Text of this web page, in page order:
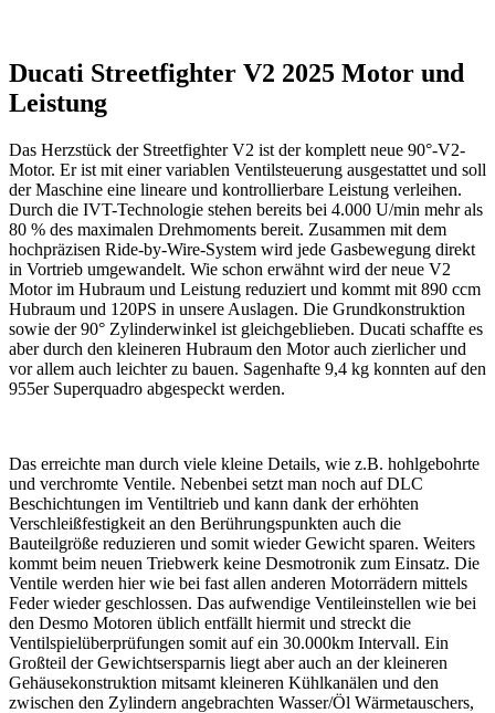
Ducati Streetfighter V2 2025 Motor und
Leistung
Das Herzstück der Streetfighter V2 ist der komplett neue 90°-V2-
Motor. Er ist mit einer variablen Ventilsteuerung ausgestattet und soll
der Maschine eine lineare und kontrollierbare Leistung verleihen.
Durch die IVT-Technologie stehen bereits bei 4.000 U/min mehr als
80 % des maximalen Drehmoments bereit. Zusammen mit dem
hochpräzisen Ride-by-Wire-System wird jede Gasbewegung direkt
in Vortrieb umgewandelt. Wie schon erwähnt wird der neue V2
Motor im Hubraum und Leistung reduziert und kommt mit 890 ccm
Hubraum und 120PS in unsere Auslagen. Die Grundkonstruktion
sowie der 90° Zylinderwinkel ist gleichgeblieben. Ducati schaffte es
aber durch den kleineren Hubraum den Motor auch zierlicher und
vor allem auch leichter zu bauen. Sagenhafte 9,4 kg konnten auf den
955er Superquadro abgespeckt werden.
Das erreichte man durch viele kleine Details, wie z.B. hohlgebohrte
und verchromte Ventile. Nebenbei setzt man noch auf DLC
Beschichtungen im Ventiltrieb und kann dank der erhöhten
Verschleißfestigkeit an den Berührungspunkten auch die
Bauteilgröße reduzieren und somit wieder Gewicht sparen. Weiters
kommt beim neuen Triebwerk keine Desmotronik zum Einsatz. Die
Ventile werden hier wie bei fast allen anderen Motorrädern mittels
Feder wieder geschlossen. Das aufwendige Ventileinstellen wie bei
den Desmo Motoren üblich entfällt hiermit und streckt die
Ventilspielüberprüfungen somit auf ein 30.000km Intervall. Ein
Großteil der Gewichtsersparnis liegt aber auch an der kleineren
Gehäusekonstruktion mitsamt kleineren Kühlkanälen und den
zwischen den Zylindern angebrachten Wasser/Öl Wärmetauschers,